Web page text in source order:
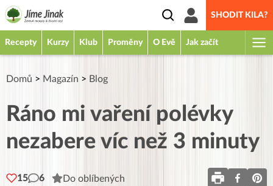
SHODIT KILA?
Recepty Kurzy Klub Proměny O Evě Jak začít
Domů > Magazín > Blog
Ráno mi vaření polévky
nezabere víc než 3 minuty
15 6 Do oblíbených